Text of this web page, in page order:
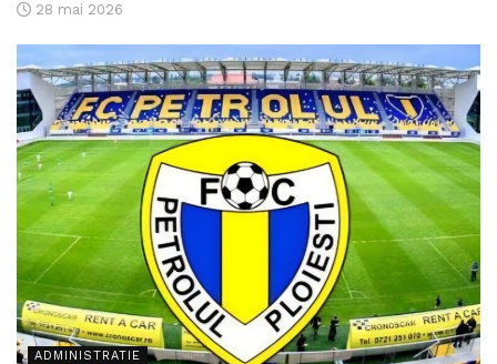
28 mai 2026
ADMINISTRATIE